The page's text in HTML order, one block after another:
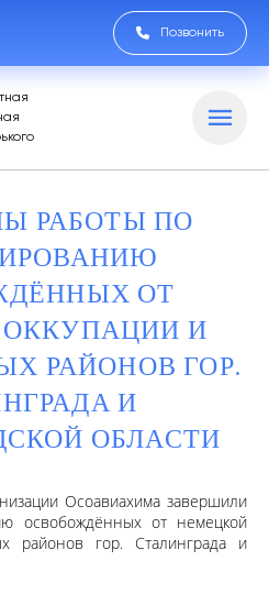
Позвонить
РАБОТЫ ПО
ОТ
И
РАЙОНОВ ГОР.
И
ОБЛАСТИ
Осоавиахима завершили
освобождённых от немецкой
районов гор. Сталинграда и